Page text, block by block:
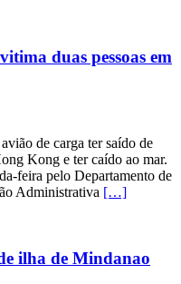
duas pessoas em
de carga ter saído de
Kong e ter caído ao mar.
feira pelo Departamento de
Administrativa […]
ilha de Mindanao